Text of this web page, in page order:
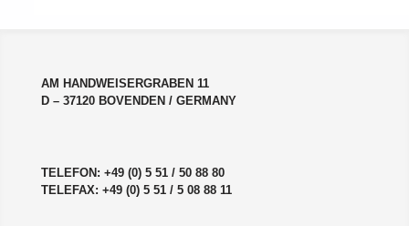
AM HANDWEISERGRABEN 11
D – 37120 BOVENDEN / GERMANY
TELEFON: +49 (0) 5 51 / 50 88 80
TELEFAX: +49 (0) 5 51 / 5 08 88 11